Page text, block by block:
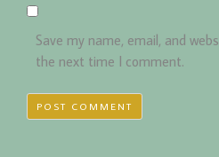
Save my name, email, and
the next time I comment.